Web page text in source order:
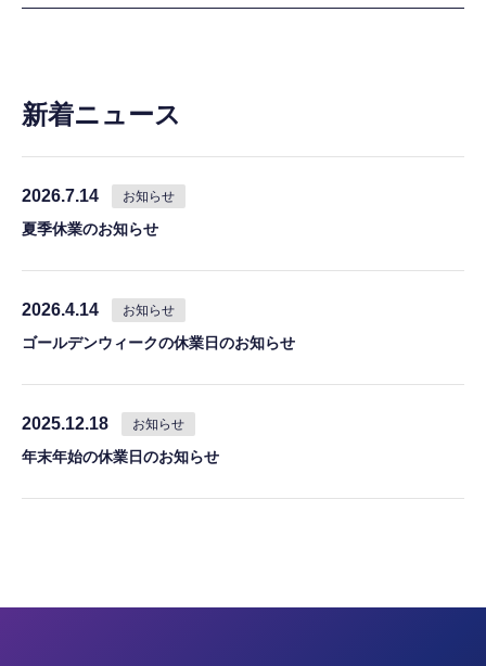
新着ニュース
2026.7.14 お知らせ
夏季休業のお知らせ
2026.4.14 お知らせ
ゴールデンウィークの休業日のお知らせ
2025.12.18 お知らせ
年末年始の休業日のお知らせ